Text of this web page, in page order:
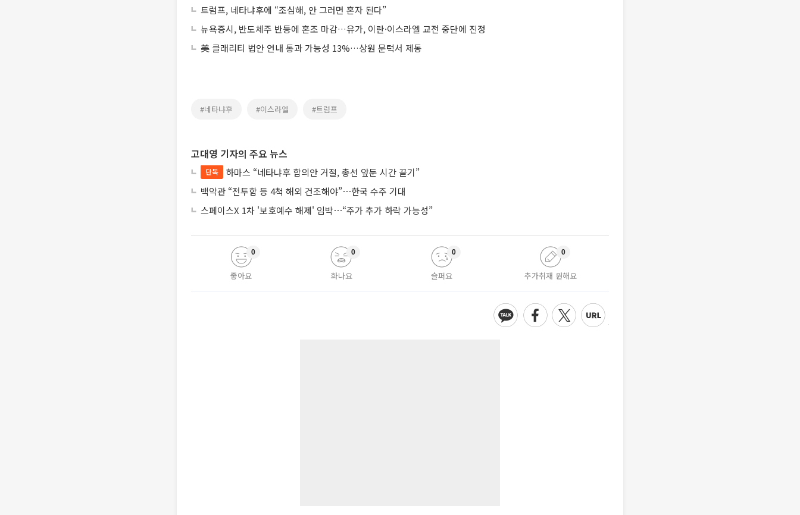
트럼프, 네타냐후에 “조심해, 안 그러면 혼자 된다”
뉴욕증시, 반도체주 반등에 혼조 마감…유가, 이란·이스라엘 교전 중단에 진정
美 클래리티 법안 연내 통과 가능성 13%…상원 문턱서 제동
#네타냐후 #이스라엘 #트럼프
고대영 기자의 주요 뉴스
단독
하마스 “네타냐후 합의안 거절, 총선 앞둔 시간 끌기”
백악관 “전투함 등 4척 해외 건조해야”⋯한국 수주 기대
스페이스X 1차 '보호예수 해제' 임박⋯“주가 추가 하락 가능성”
좋아요
0
화나요
0
슬퍼요
0
추가취재 원해요
0